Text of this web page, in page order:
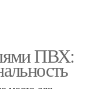
ПВХ: